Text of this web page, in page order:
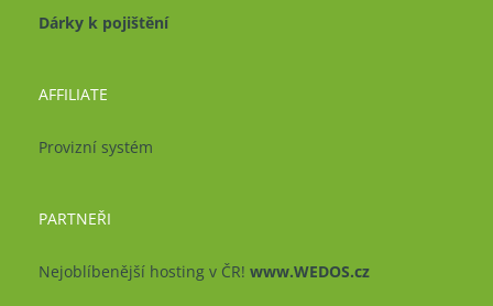
Dárky k pojištění
AFFILIATE
Provizní systém
PARTNEŘI
Nejoblíbenější hosting v ČR! www.WEDOS.cz